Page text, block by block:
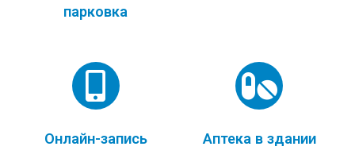
парковка
Онлайн-запись Аптека в здании